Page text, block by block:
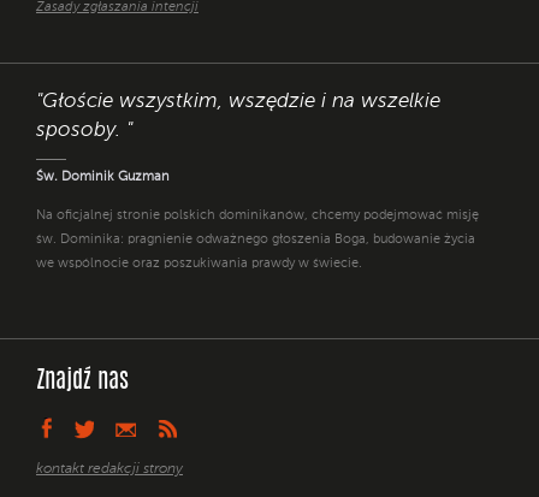
Zasady zgłaszania intencji
"Głoście wszystkim, wszędzie i na wszelkie
sposoby. "
Św. Dominik Guzman
Na oficjalnej stronie polskich dominikanów, chcemy podejmować misję
św. Dominika: pragnienie odważnego głoszenia Boga, budowanie życia
we wspólnocie oraz poszukiwania prawdy w świecie.
Znajdź nas
kontakt redakcji strony